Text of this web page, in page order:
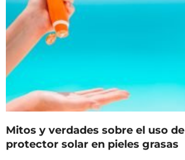
Mitos y verdades sobre el uso de
protector solar en pieles grasas